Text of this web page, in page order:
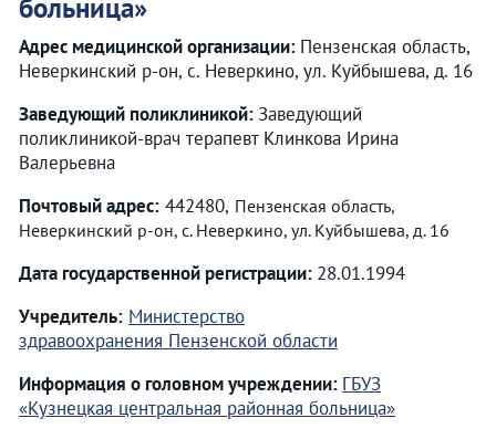
больница»
Адрес медицинской организации: Пензенская область,
Неверкинский р-он, с. Неверкино, ул. Куйбышева, д. 16
Заведующий поликлиникой: Заведующий
поликлиникой-врач терапевт Клинкова Ирина
Валерьевна
Почтовый адрес: 442480, Пензенская область,
Неверкинский р-он, с. Неверкино, ул. Куйбышева, д. 16
Дата государственной регистрации: 28.01.1994
Учредитель: Министерство
здравоохранения Пензенской области
Информация о головном учреждении: ГБУЗ
«Кузнецкая центральная районная больница»